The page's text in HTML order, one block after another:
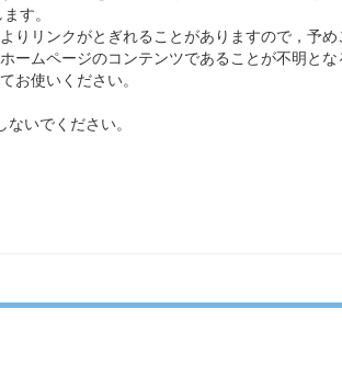
す。
リンクがとぎれることがありますので，予め
ームページのコンテンツであることが不明と
お使いください。
いでください。